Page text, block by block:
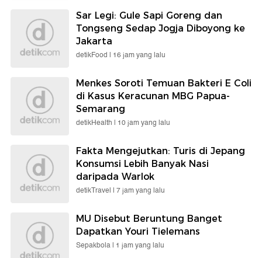
Sar Legi: Gule Sapi Goreng dan
Tongseng Sedap Jogja Diboyong ke
Jakarta
detikFood | 16 jam yang lalu
Menkes Soroti Temuan Bakteri E Coli
di Kasus Keracunan MBG Papua-
Semarang
detikHealth | 10 jam yang lalu
Fakta Mengejutkan: Turis di Jepang
Konsumsi Lebih Banyak Nasi
daripada Warlok
detikTravel | 7 jam yang lalu
MU Disebut Beruntung Banget
Dapatkan Youri Tielemans
Sepakbola | 1 jam yang lalu